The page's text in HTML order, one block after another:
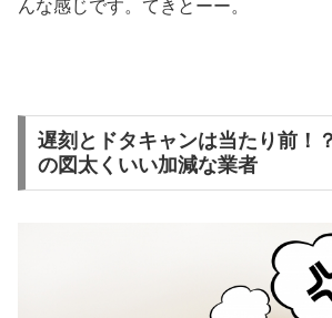
んな感じです。てきとーー。
遅刻とドタキャンは当たり前！
の図太くいい加減な業者